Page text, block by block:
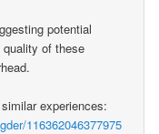
potential
of these
experiences:
116362046377975